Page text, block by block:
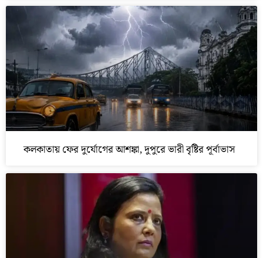
কলকাতায় ফের দুর্যোগের আশঙ্কা, দুপুরে ভারী বৃষ্টির পূর্বাভাস